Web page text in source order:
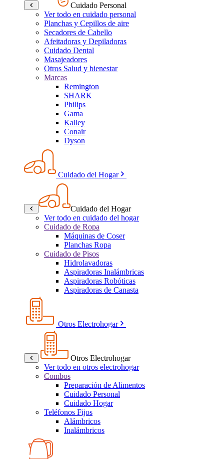
Cuidado Personal
Ver todo en cuidado personal
Planchas y Cepillos de aire
Secadores de Cabello
Afeitadoras y Depiladoras
Cuidado Dental
Masajeadores
Otros Salud y bienestar
Marcas
Remington
SHARK
Philips
Gama
Kalley
Conair
Dyson
Cuidado del Hogar
Cuidado del Hogar
Ver todo en cuidado del hogar
Cuidado de Ropa
Máquinas de Coser
Planchas Ropa
Cuidado de Pisos
Hidrolavadoras
Aspiradoras Inalámbricas
Aspiradoras Robóticas
Aspiradoras de Canasta
Otros Electrohogar
Otros Electrohogar
Ver todo en otros electrohogar
Combos
Preparación de Alimentos
Cuidado Personal
Cuidado Hogar
Teléfonos Fijos
Alámbricos
Inalámbricos